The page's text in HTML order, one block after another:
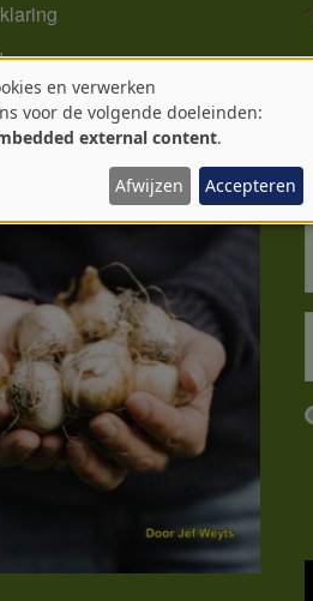
en verwerken
voor de volgende doeleinden:
external content.
Afwijzen Accepteren